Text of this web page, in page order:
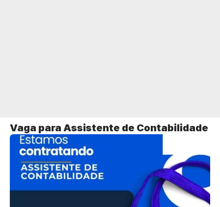
Vaga para Assistente de Contabilidade